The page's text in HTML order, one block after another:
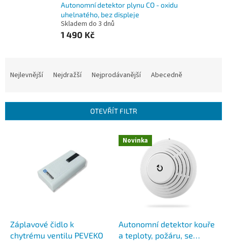
Autonomní detektor plynu CO - oxidu
uhelnatého, bez displeje
Skladem do 3 dnů
1 490 Kč
í
Nejlevnější Nejdražší Nejprodávanější Abecedně
OTEVŘÍT FILTR
Záplavové čidlo k
chytrému ventilu PEVEKO
Novinka
Autonomní detektor kouře
a teploty, požáru, se